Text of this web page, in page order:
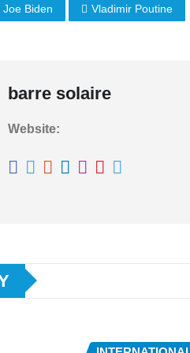
Joe Biden Vladimir Poutine
barre solaire
Website: